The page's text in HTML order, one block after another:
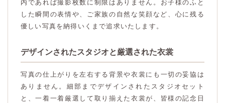
内であれば撮影枚数に制限はありません。お子様のふと
した瞬間の表情や、ご家族の自然な笑顔など、心に残る
優しい写真を納得いくまで追求いたします。
デザインされたスタジオと厳選された衣裳
写真の仕上がりを左右する背景や衣裳にも一切の妥協は
ありません。細部までデザインされたスタジオセット
と、一着一着厳選して取り揃えた衣裳が、皆様の記念日